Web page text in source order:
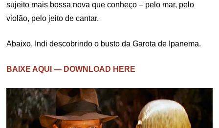
sujeito mais bossa nova que conheço – pelo mar, pelo
violão, pelo jeito de cantar.
Abaixo, Indi descobrindo o busto da Garota de Ipanema.
BAIXE AQUI — DOWNLOAD HERE